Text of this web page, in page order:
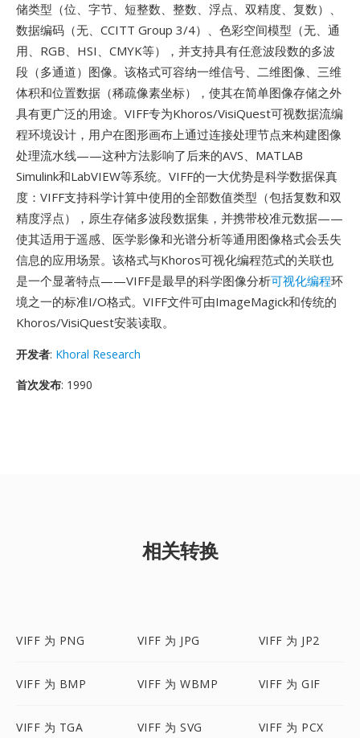
储类型（位、字节、短整数、整数、浮点、双精度、复数）、
数据编码（无、CCITT Group 3/4）、色彩空间模型（无、通
用、RGB、HSI、CMYK等），并支持具有任意波段数的多波
段（多通道）图像。该格式可容纳一维信号、二维图像、三维
体积和位置数据（稀疏像素坐标），使其在简单图像存储之外
具有更广泛的用途。VIFF专为Khoros/VisiQuest可视数据流编
程环境设计，用户在图形画布上通过连接处理节点来构建图像
处理流水线——这种方法影响了后来的AVS、MATLAB
Simulink和LabVIEW等系统。VIFF的一大优势是科学数据保真
度：VIFF支持科学计算中使用的全部数值类型（包括复数和双
精度浮点），原生存储多波段数据集，并携带校准元数据——
使其适用于遥感、医学影像和光谱分析等通用图像格式会丢失
信息的应用场景。该格式与Khoros可视化编程范式的关联也
是一个显著特点——VIFF是最早的科学图像分析可视化编程环
境之一的标准I/O格式。VIFF文件可由ImageMagick和传统的
Khoros/VisiQuest安装读取。
开发者: Khoral Research
首次发布: 1990
相关转换
VIFF 为 PNG VIFF 为 JPG VIFF 为 JP2
VIFF 为 BMP VIFF 为 WBMP VIFF 为 GIF
VIFF 为 TGA VIFF 为 SVG VIFF 为 PCX